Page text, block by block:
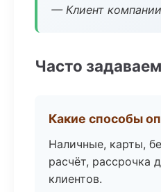
— Клиент компании
Часто
Какие способы
Наличные, карты,
расчёт, рассрочка
клиентов.